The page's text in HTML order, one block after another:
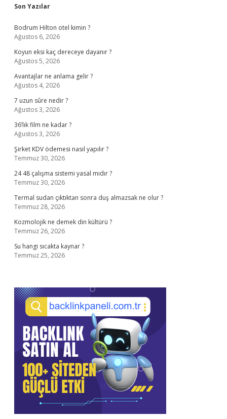
Sidebar
Son Yazılar
Bodrum Hilton otel kimin ?
Ağustos 6, 2026
Koyun eksi kaç dereceye dayanır ?
Ağustos 5, 2026
Avantajlar ne anlama gelir ?
Ağustos 4, 2026
7 uzun sûre nedir ?
Ağustos 3, 2026
36’lık film ne kadar ?
Ağustos 3, 2026
Şirket KDV ödemesi nasıl yapılır ?
Temmuz 30, 2026
24 48 çalışma sistemi yasal mıdır ?
Temmuz 30, 2026
Termal sudan çıktıktan sonra duş almazsak ne olur ?
Temmuz 28, 2026
Kozmolojik ne demek din kültürü ?
Temmuz 26, 2026
Su hangi sıcakta kaynar ?
Temmuz 25, 2026